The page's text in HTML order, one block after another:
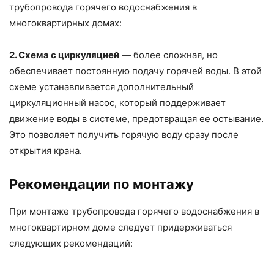
трубопровода горячего водоснабжения в
многоквартирных домах:
2. Схема с циркуляцией — более сложная, но
обеспечивает постоянную подачу горячей воды. В этой
схеме устанавливается дополнительный
циркуляционный насос, который поддерживает
движение воды в системе, предотвращая ее остывание.
Это позволяет получить горячую воду сразу после
открытия крана.
Рекомендации по монтажу
При монтаже трубопровода горячего водоснабжения в
многоквартирном доме следует придерживаться
следующих рекомендаций: